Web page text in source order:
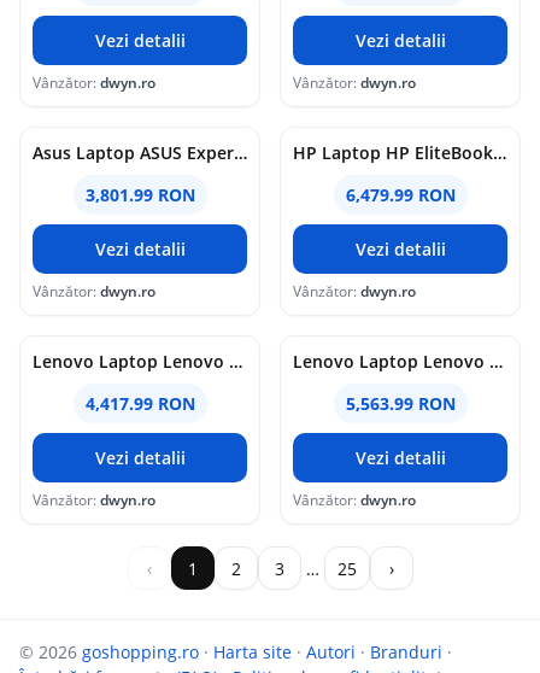
Vezi detalii
Vânzător:dwyn.ro
Vezi detalii
Vânzător:dwyn.ro
Asus Laptop ASUS ExpertBook B1 B1503CVA-S76017X, Intel Core i7-13620H, 15.6 inch, RAM 8GB, SSD 1TB, Intel UHD Graphics, Windows 11 Pro, Gri
3,801.99 RON
Vezi detalii
Vânzător:dwyn.ro
HP Laptop HP EliteBook 8 G1i, Intel Core Ultra 7 255U, 16 inch, RAM 16GB, SSD 512GB, Intel Graphics, Windows 11 Pro, Argintiu
6,479.99 RON
Vezi detalii
Vânzător:dwyn.ro
Lenovo Laptop Lenovo ThinkPad E16 Gen 3, AMD Ryzen 5 220, 16 inch, RAM 16GB, SSD 512GB, AMD Radeon 740M, No OS, Negru
4,417.99 RON
Vezi detalii
Vânzător:dwyn.ro
Lenovo Laptop Lenovo ThinkPad E14 Gen 7, AMD Ryzen 5 220, 14 inch, RAM 16GB, SSD 512GB, AMD Radeon 740M Graphics, Windows 11 Pro, Negru
5,563.99 RON
Vezi detalii
Vânzător:dwyn.ro
‹ 1 2 3 … 25 ›
© 2026 goshopping.ro · Harta site · Autori · Branduri ·